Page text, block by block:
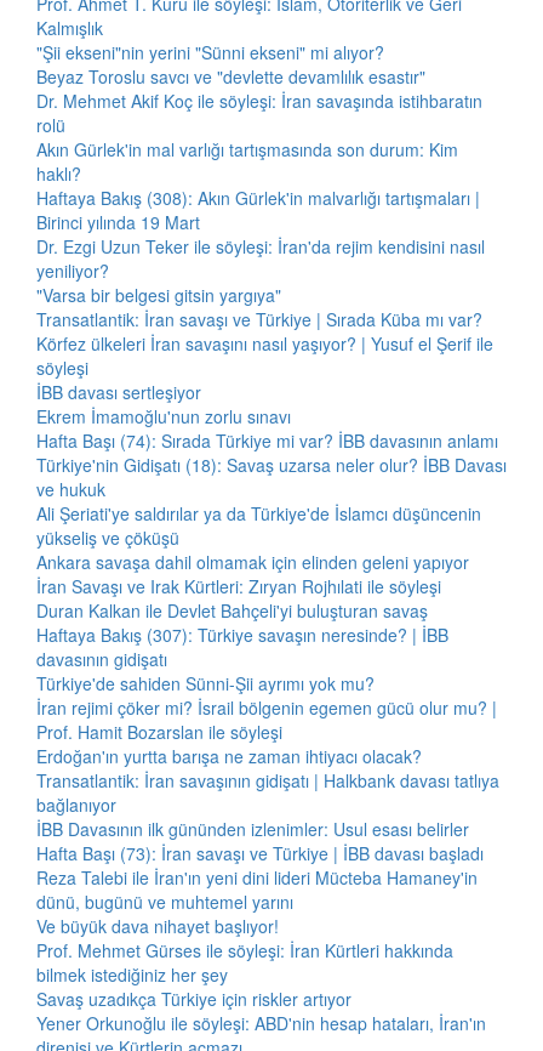
Kalmışlık
"Şii ekseni"nin yerini "Sünni ekseni" mi alıyor?
Beyaz Toroslu savcı ve "devlette devamlılık esastır"
Dr. Mehmet Akif Koç ile söyleşi: İran savaşında istihbaratın
rolü
Akın Gürlek'in mal varlığı tartışmasında son durum: Kim
haklı?
Haftaya Bakış (308): Akın Gürlek'in malvarlığı tartışmaları |
Birinci yılında 19 Mart
Dr. Ezgi Uzun Teker ile söyleşi: İran'da rejim kendisini nasıl
yeniliyor?
"Varsa bir belgesi gitsin yargıya"
Transatlantik: İran savaşı ve Türkiye | Sırada Küba mı var?
Körfez ülkeleri İran savaşını nasıl yaşıyor? | Yusuf el Şerif ile
söyleşi
İBB davası sertleşiyor
Ekrem İmamoğlu'nun zorlu sınavı
Hafta Başı (74): Sırada Türkiye mi var? İBB davasının anlamı
Türkiye'nin Gidişatı (18): Savaş uzarsa neler olur? İBB Davası
ve hukuk
Ali Şeriati'ye saldırılar ya da Türkiye'de İslamcı düşüncenin
yükseliş ve çöküşü
Ankara savaşa dahil olmamak için elinden geleni yapıyor
İran Savaşı ve Irak Kürtleri: Zıryan Rojhılati ile söyleşi
Duran Kalkan ile Devlet Bahçeli'yi buluşturan savaş
Haftaya Bakış (307): Türkiye savaşın neresinde? | İBB
davasının gidişatı
Türkiye'de sahiden Sünni-Şii ayrımı yok mu?
İran rejimi çöker mi? İsrail bölgenin egemen gücü olur mu? |
Prof. Hamit Bozarslan ile söyleşi
Erdoğan'ın yurtta barışa ne zaman ihtiyacı olacak?
Transatlantik: İran savaşının gidişatı | Halkbank davası tatlıya
bağlanıyor
İBB Davasının ilk gününden izlenimler: Usul esası belirler
Hafta Başı (73): İran savaşı ve Türkiye | İBB davası başladı
Reza Talebi ile İran'ın yeni dini lideri Mücteba Hamaney'in
dünü, bugünü ve muhtemel yarını
Ve büyük dava nihayet başlıyor!
Prof. Mehmet Gürses ile söyleşi: İran Kürtleri hakkında
bilmek istediğiniz her şey
Savaş uzadıkça Türkiye için riskler artıyor
Yener Orkunoğlu ile söyleşi: ABD'nin hesap hataları, İran'ın